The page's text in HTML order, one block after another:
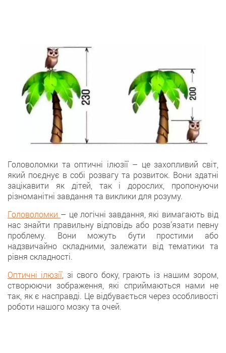
Головоломки та оптичні ілюзії – це захопливий світ,
який поєднує в собі розвагу та розвиток. Вони здатні
зацікавити як дітей, так і дорослих, пропонуючи
різноманітні завдання та виклики для розуму.
Головоломки – це логічні завдання, які вимагають від
нас знайти правильну відповідь або розв’язати певну
проблему. Вони можуть бути простими або
надзвичайно складними, залежати від тематики та
рівня складності.
Оптичні ілюзії, зі свого боку, грають із нашим зором,
створюючи зображення, які сприймаються нами не
так, як є насправді. Це відбувається через особливості
роботи нашого мозку та очей.